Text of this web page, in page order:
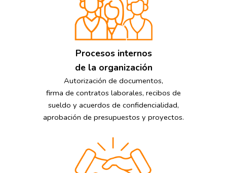
Procesos internos
de la organización
Autorización de documentos,
firma de contratos laborales, recibos de
sueldo y acuerdos de confidencialidad,
aprobación de presupuestos y proyectos.